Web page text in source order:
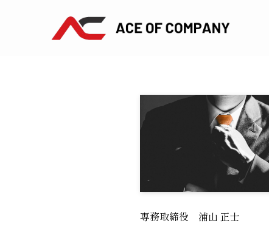
専務取締役 浦山 正士